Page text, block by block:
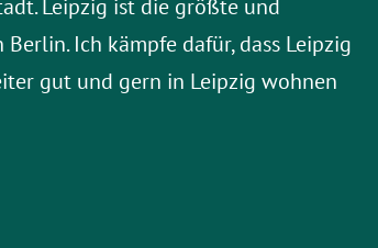
Leipzig ist die größte und
Berlin.Ich kämpfe dafür, dass Leipzig
gut und gern in Leipzig wohnen